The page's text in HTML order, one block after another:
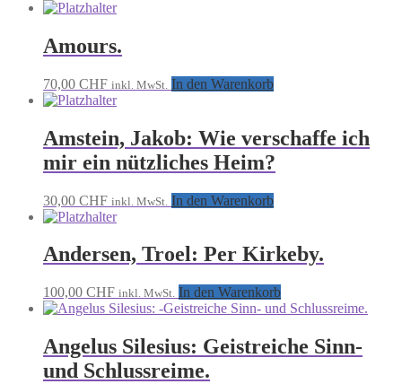
Amours.
70,00 CHF inkl. MwSt. In den Warenkorb
Amstein, Jakob: Wie verschaffe ich
mir ein nützliches Heim?
30,00 CHF inkl. MwSt. In den Warenkorb
Andersen, Troel: Per Kirkeby.
100,00 CHF inkl. MwSt. In den Warenkorb
Angelus Silesius: Geistreiche Sinn-
und Schlussreime.